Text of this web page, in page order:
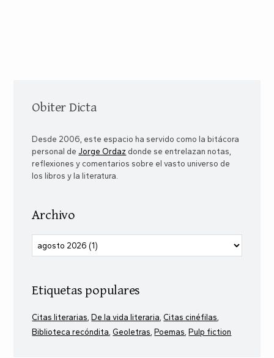
Obiter Dicta
Desde 2006, este espacio ha servido como la bitácora
personal de Jorge Ordaz donde se entrelazan notas,
reflexiones y comentarios sobre el vasto universo de
los libros y la literatura.
Archivo
Etiquetas populares
Citas literarias De la vida literaria Citas cinéfilas
Biblioteca recóndita Geoletras Poemas Pulp fiction